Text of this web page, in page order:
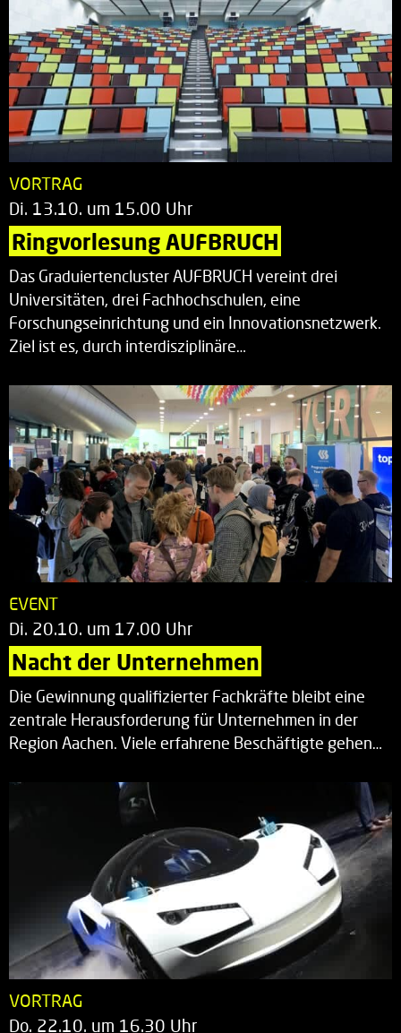
VORTRAG
Di. 13.10. um 15.00 Uhr
Ringvorlesung AUFBRUCH
Das Graduiertencluster AUFBRUCH vereint drei
Universitäten, drei Fachhochschulen, eine
Forschungseinrichtung und ein Innovationsnetzwerk.
Ziel ist es, durch interdisziplinäre…
EVENT
Di. 20.10. um 17.00 Uhr
Nacht der Unternehmen
Die Gewinnung qualifizierter Fachkräfte bleibt eine
zentrale Herausforderung für Unternehmen in der
Region Aachen. Viele erfahrene Beschäftigte gehen…
VORTRAG
Do. 22.10. um 16.30 Uhr